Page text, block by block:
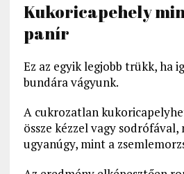
Kukoricapehely
panír
Ez az egyik legjobb trükk, ha
bundára vágyunk.
A cukrozatlan
össze kézzel vagy
ugyanúgy, mint a